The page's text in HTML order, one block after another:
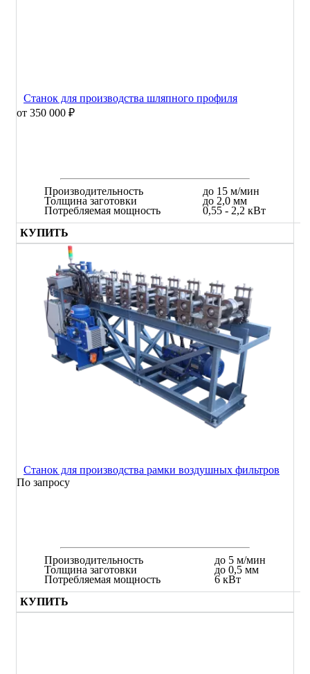
Станок для производства шляпного профиля
от 350 000 ₽
Производительность
Толщина заготовки
Потребляемая мощность
до 15 м/мин
до 2,0 мм
0,55 - 2,2 кВт
КУПИТЬ
Станок для производства рамки воздушных фильтров
По запросу
Производительность
Толщина заготовки
Потребляемая мощность
до 5 м/мин
до 0,5 мм
6 кВт
КУПИТЬ